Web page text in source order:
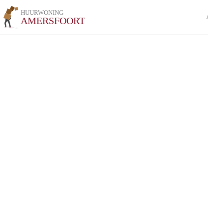
HUURWONING
AMERSFOORT